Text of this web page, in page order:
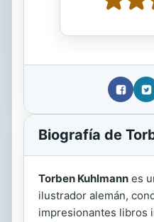
Biografía de
Torben Kuhlmann es
ilustrador alemán,
impresionantes libros